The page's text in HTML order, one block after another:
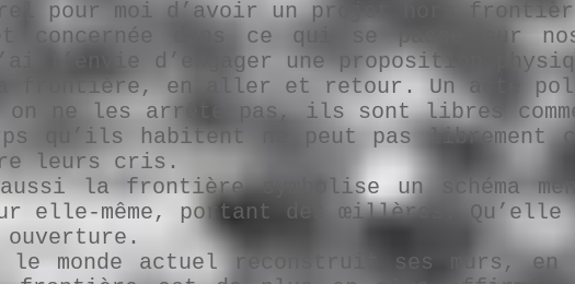
pour moi d’avoir un projet hors
et concernée dans ce qui se passe sur
l’envie d’engager une proposition
la frontière, en aller et retour. Un acte
on ne les arrête pas, ils sont libres
qu’ils habitent ne peut pas
leurs cris.
la frontière symbolise un schéma
elle-même, portant des œillères.
ouverture.
le monde actuel reconstruit ses murs,